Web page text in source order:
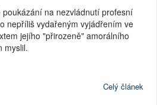
na nezvládnutí profesní
nepříliš vydařeným vyjádřením ve
jejího "přirozeně" amorálního
myslil.
Celý článek